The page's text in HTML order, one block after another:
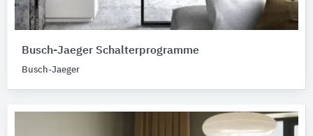
Busch-Jaeger Schalterprogramme
Busch-Jaeger